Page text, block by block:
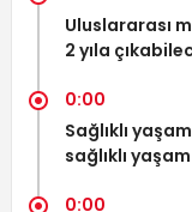
Uluslararası
2 yıla
0:00
Sağlıklı
sağlıklı
0:00